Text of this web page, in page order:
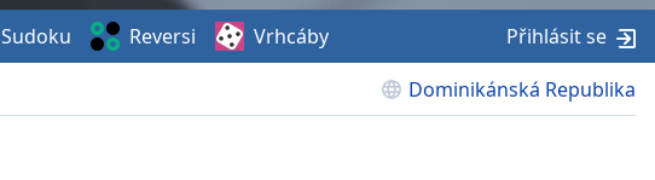
Dominikánská Republika
Sudoku Reversi Vrhcáby Přihlásit se